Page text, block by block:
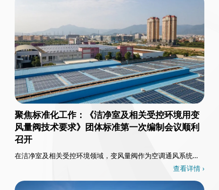
聚焦标准化工作：《洁净室及相关受控环境用变
风量阀技术要求》团体标准第一次编制会议顺利
召开
在洁净室及相关受控环境领域，变风量阀作为空调通风系统的
核心控制部件，其重要性不言而喻。3月26日，一……查看详情 ›